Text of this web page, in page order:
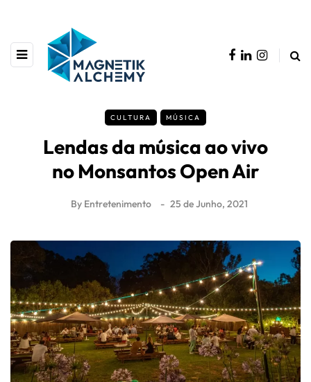
CULTURA MÚSICA
Lendas da música ao vivo
no Monsantos Open Air
By Entretenimento 25 de Junho, 2021